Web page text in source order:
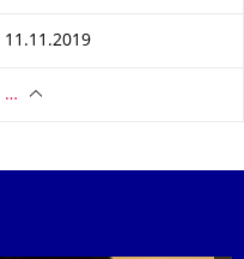
11.11.2019
…